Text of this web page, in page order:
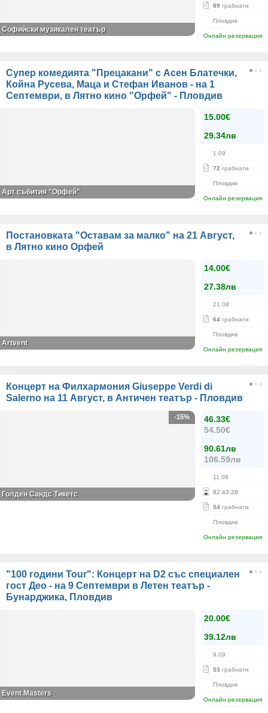
89 грабнати
Пловдив
Онлайн резервация
Софийски музикален театър
Супер комедията "Прецакани" с Асен Блатечки,
Койна Русева, Маца и Стефан Иванов - на 1
Септември, в Лятно кино "Орфей" - Пловдив
15.00€
29.34лв
1.09
72 грабнати
Пловдив
Онлайн резервация
Арт събития "Орфей"
Постановката "Оставам за малко" на 21 Август,
в Лятно кино Орфей
14.00€
27.38лв
21.08
64 грабнати
Пловдив
Онлайн резервация
Аrtvent
Концерт на Филхармония Giuseppe Verdi di
Salerno на 11 Август, в Античен театър - Пловдив
46.33€
54.50€
90.61лв
106.59лв
11.08
82:43:26
54 грабнати
Пловдив
Онлайн резервация
-15%
Голден Сандс Тикетс
"100 години Tour": Концерт на D2 със специален
гост Део - на 9 Септември в Летен театър -
Бунарджика, Пловдив
20.00€
39.12лв
9.09
53 грабнати
Пловдив
Онлайн резервация
Event Masters